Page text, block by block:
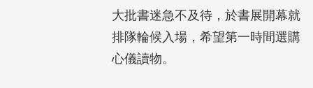
大批書迷急不及待，於書展開幕就
排隊輪候入場，希望第一時間選購
心儀讀物。